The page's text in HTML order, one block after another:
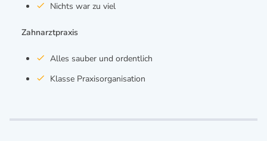
Nichts war zu viel
Zahnarztpraxis
Alles sauber und ordentlich
Klasse Praxisorganisation